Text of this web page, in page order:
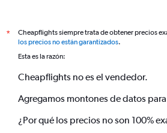
*
Cheapflights siempre trata de obtener precios
los precios no están garantizados.
Esta es la razón:
Cheapflights no es el vendedor.
Agregamos montones de datos
¿Por qué los precios no son 100%